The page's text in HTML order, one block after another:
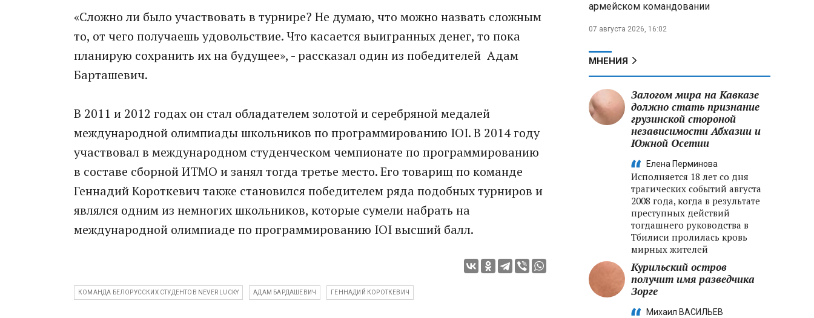
«Сложно ли было участвовать в турнире? Не думаю, что можно назвать сложным
то, от чего получаешь удовольствие. Что касается выигранных денег, то пока
планирую сохранить их на будущее», - рассказал один из победителей Адам
Барташевич.
В 2011 и 2012 годах он стал обладателем золотой и серебряной медалей
международной олимпиады школьников по программированию IOI. В 2014 году
участвовал в международном студенческом чемпионате по программированию
в составе сборной ИТМО и занял тогда третье место. Его товарищ по команде
Геннадий Короткевич также становился победителем ряда подобных турниров и
являлся одним из немногих школьников, которые сумели набрать на
международной олимпиаде по программированию IOI высший балл.
КОМАНДА БЕЛОРУССКИХ СТУДЕНТОВ NEVER LUCKY АДАМ БАРДАШЕВИЧ ГЕННАДИЙ КОРОТКЕВИЧ
армейском командовании
07 августа 2026, 16:02
МНЕНИЯ
Залогом мира на Кавказе
должно стать признание
грузинской стороной
независимости Абхазии и
Южной Осетии
Елена Перминова
Исполняется 18 лет со дня
трагических событий августа
2008 года, когда в результате
преступных действий
тогдашнего руководства в
Тбилиси пролилась кровь
мирных жителей
Курильский остров
получит имя разведчика
Зорге
Михаил ВАСИЛЬЕВ